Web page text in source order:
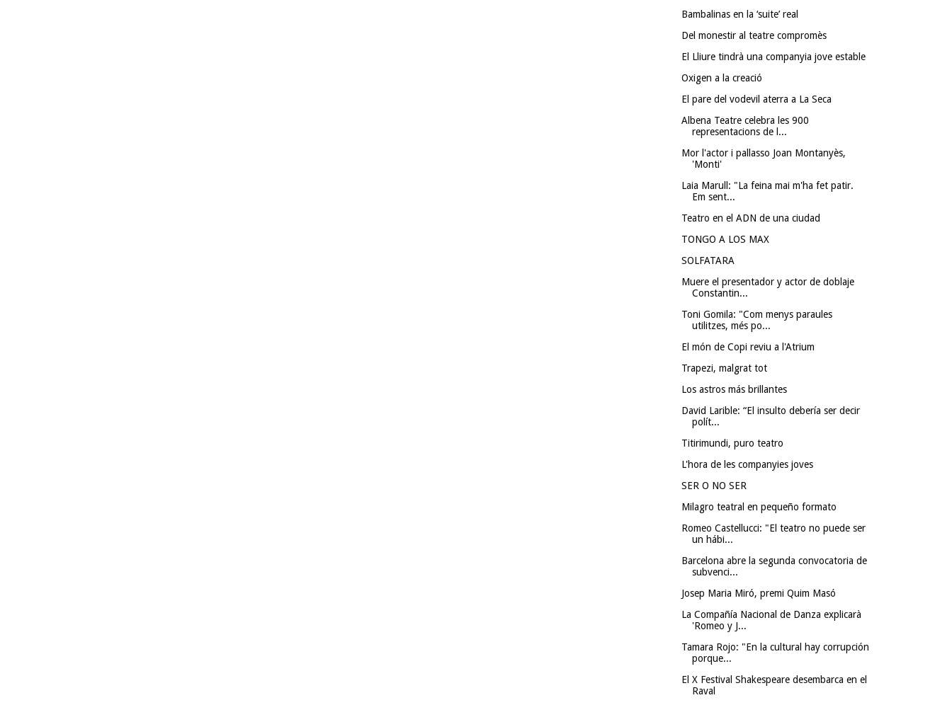
Bambalinas en la ‘suite’ real
Del monestir al teatre compromès
El Lliure tindrà una companyia jove estable
Oxigen a la creació
El pare del vodevil aterra a La Seca
Albena Teatre celebra les 900
representacions de l...
Mor l'actor i pallasso Joan Montanyès,
'Monti'
Laia Marull: "La feina mai m'ha fet patir.
Em sent...
Teatro en el ADN de una ciudad
TONGO A LOS MAX
SOLFATARA
Muere el presentador y actor de doblaje
Constantin...
Toni Gomila: "Com menys paraules
utilitzes, més po...
El món de Copi reviu a l'Atrium
Trapezi, malgrat tot
Los astros más brillantes
David Larible: “El insulto debería ser decir
polít...
Titirimundi, puro teatro
L'hora de les companyies joves
SER O NO SER
Milagro teatral en pequeño formato
Romeo Castellucci: "El teatro no puede ser
un hábi...
Barcelona abre la segunda convocatoria de
subvenci...
Josep Maria Miró, premi Quim Masó
La Compañía Nacional de Danza explicarà
'Romeo y J...
Tamara Rojo: "En la cultural hay corrupción
porque...
El X Festival Shakespeare desembarca en el
Raval